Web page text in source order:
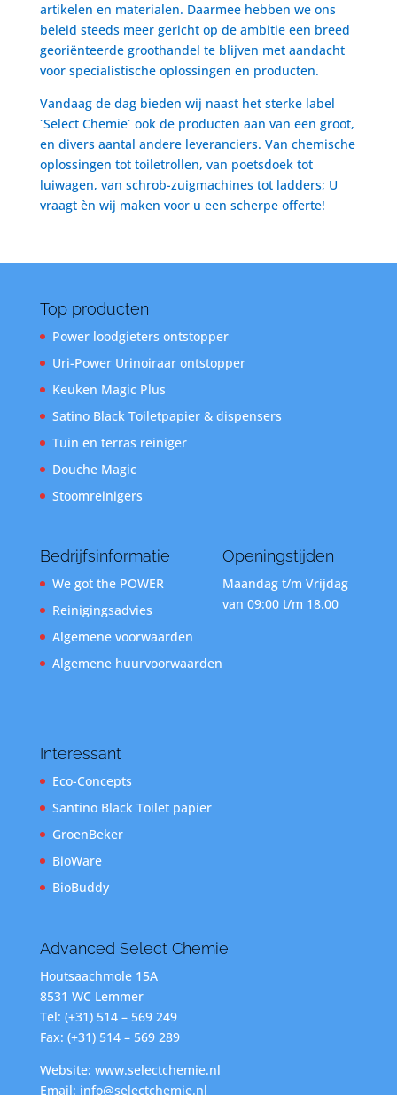
artikelen en materialen. Daarmee hebben we ons
beleid steeds meer gericht op de ambitie een breed
georiënteerde groothandel te blijven met aandacht
voor specialistische oplossingen en producten.
Vandaag de dag bieden wij naast het sterke label
´Select Chemie´ ook de producten aan van een groot,
en divers aantal andere leveranciers. Van chemische
oplossingen tot toiletrollen, van poetsdoek tot
luiwagen, van schrob-zuigmachines tot ladders; U
vraagt èn wij maken voor u een scherpe offerte!
Top producten
Power loodgieters ontstopper
Uri-Power Urinoiraar ontstopper
Keuken Magic Plus
Satino Black Toiletpapier & dispensers
Tuin en terras reiniger
Douche Magic
Stoomreinigers
Bedrijfsinformatie
We got the POWER
Reinigingsadvies
Algemene voorwaarden
Algemene huurvoorwaarden
Openingstijden
Maandag t/m Vrijdag
van 09:00 t/m 18.00
Interessant
Eco-Concepts
Santino Black Toilet papier
GroenBeker
BioWare
BioBuddy
Advanced Select Chemie
Houtsaachmole 15A
8531 WC Lemmer
Tel: (+31) 514 – 569 249
Fax: (+31) 514 – 569 289
Website: www.selectchemie.nl
Email: info@selectchemie.nl